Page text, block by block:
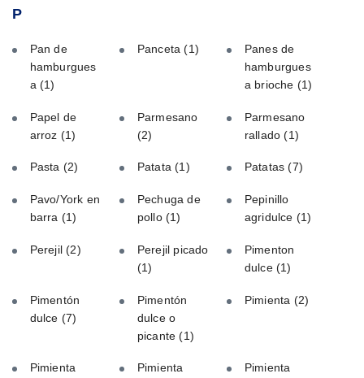
P
Pan de
hamburgues
a (1)
Panceta(1)
Panes de
hamburgues
a brioche (1)
Papel de
arroz (1)
Parmesano
(2)
Parmesano
rallado(1)
Pasta (2) Patata(1) Patatas(7)
Pavo/York en
barra (1)
Pechuga de
pollo (1)
Pepinillo
agridulce (1)
Perejil(2)
Perejil picado
(1)
Pimenton
dulce(1)
Pimentón
dulce (7)
Pimentón
dulce o
picante(1)
Pimienta (2)
Pimienta
Pimienta
Pimienta